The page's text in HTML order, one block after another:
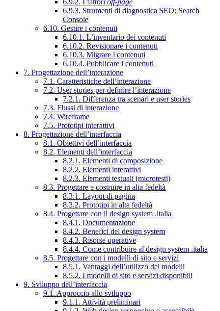
6.9.2. I fattori off-page
6.9.3. Strumenti di diagnostica SEO: Search
Console
6.10. Gestire i contenuti
6.10.1. L’inventario dei contenuti
6.10.2. Revisionare i contenuti
6.10.3. Migrare i contenuti
6.10.4. Pubblicare i contenuti
7. Progettazione dell’interazione
7.1. Caratteristiche dell’interazione
7.2. User stories per definire l’interazione
7.2.1. Differenza tra scenari e user stories
7.3. Flussi di interazione
7.4. Wireframe
7.5. Prototipi interattivi
8. Progettazione dell’interfaccia
8.1. Obiettivi dell’interfaccia
8.2. Elementi dell’interfaccia
8.2.1. Elementi di composizione
8.2.2. Elementi interattivi
8.2.3. Elementi testuali (microtesti)
8.3. Progettare e costruire in alta fedeltà
8.3.1. Layout di pagina
8.3.2. Prototipi in alta fedeltà
8.4. Progettare con il design system .italia
8.4.1. Documentazione
8.4.2. Benefici del design system
8.4.3. Risorse operative
8.4.4. Come contribuire al design system .italia
8.5. Progettare con i modelli di sito e servizi
8.5.1. Vantaggi dell’utilizzo dei modelli
8.5.2. I modelli di sito e servizi disponibili
9. Sviluppo dell’interfaccia
9.1. Approccio allo sviluppo
9.1.1. Attività preliminari